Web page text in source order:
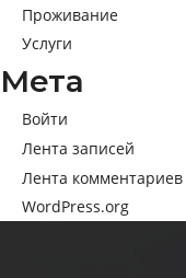
Проживание
Услуги
Мета
Войти
Лента записей
Лента комментариев
WordPress.org